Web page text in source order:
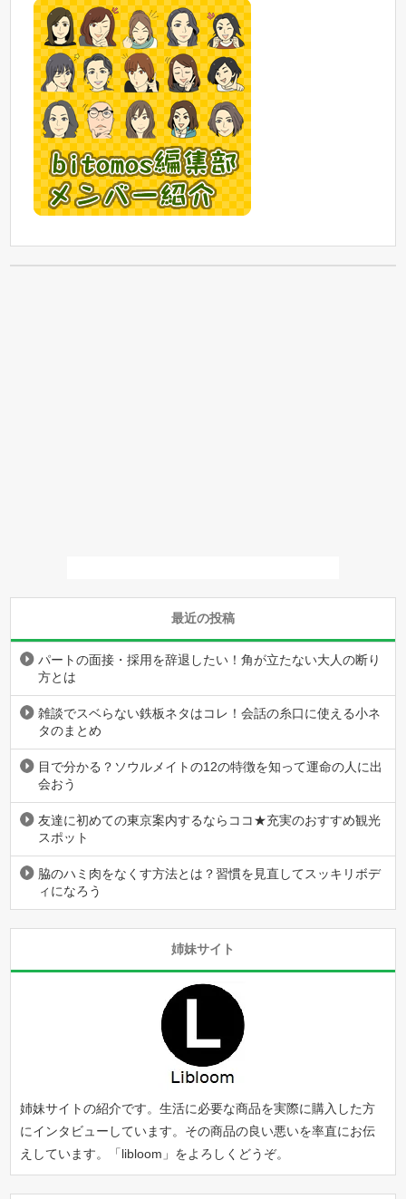
最近の投稿
パートの面接・採用を辞退したい！角が立たない大人の断り
方とは
雑談でスベらない鉄板ネタはコレ！会話の糸口に使える小ネ
タのまとめ
目で分かる？ソウルメイトの12の特徴を知って運命の人に出
会おう
友達に初めての東京案内するならココ★充実のおすすめ観光
スポット
脇のハミ肉をなくす方法とは？習慣を見直してスッキリボデ
ィになろう
姉妹サイト
姉妹サイトの紹介です。生活に必要な商品を実際に購入した方
にインタビューしています。その商品の良い悪いを率直にお伝
えしています。「libloom 」をよろしくどうぞ。